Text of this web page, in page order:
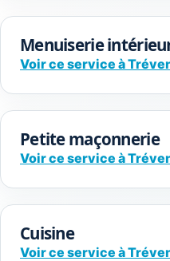
Menuiserie
Voir ce service à
Petite maçonnerie
Voir ce service à
Cuisine
Voir ce service à